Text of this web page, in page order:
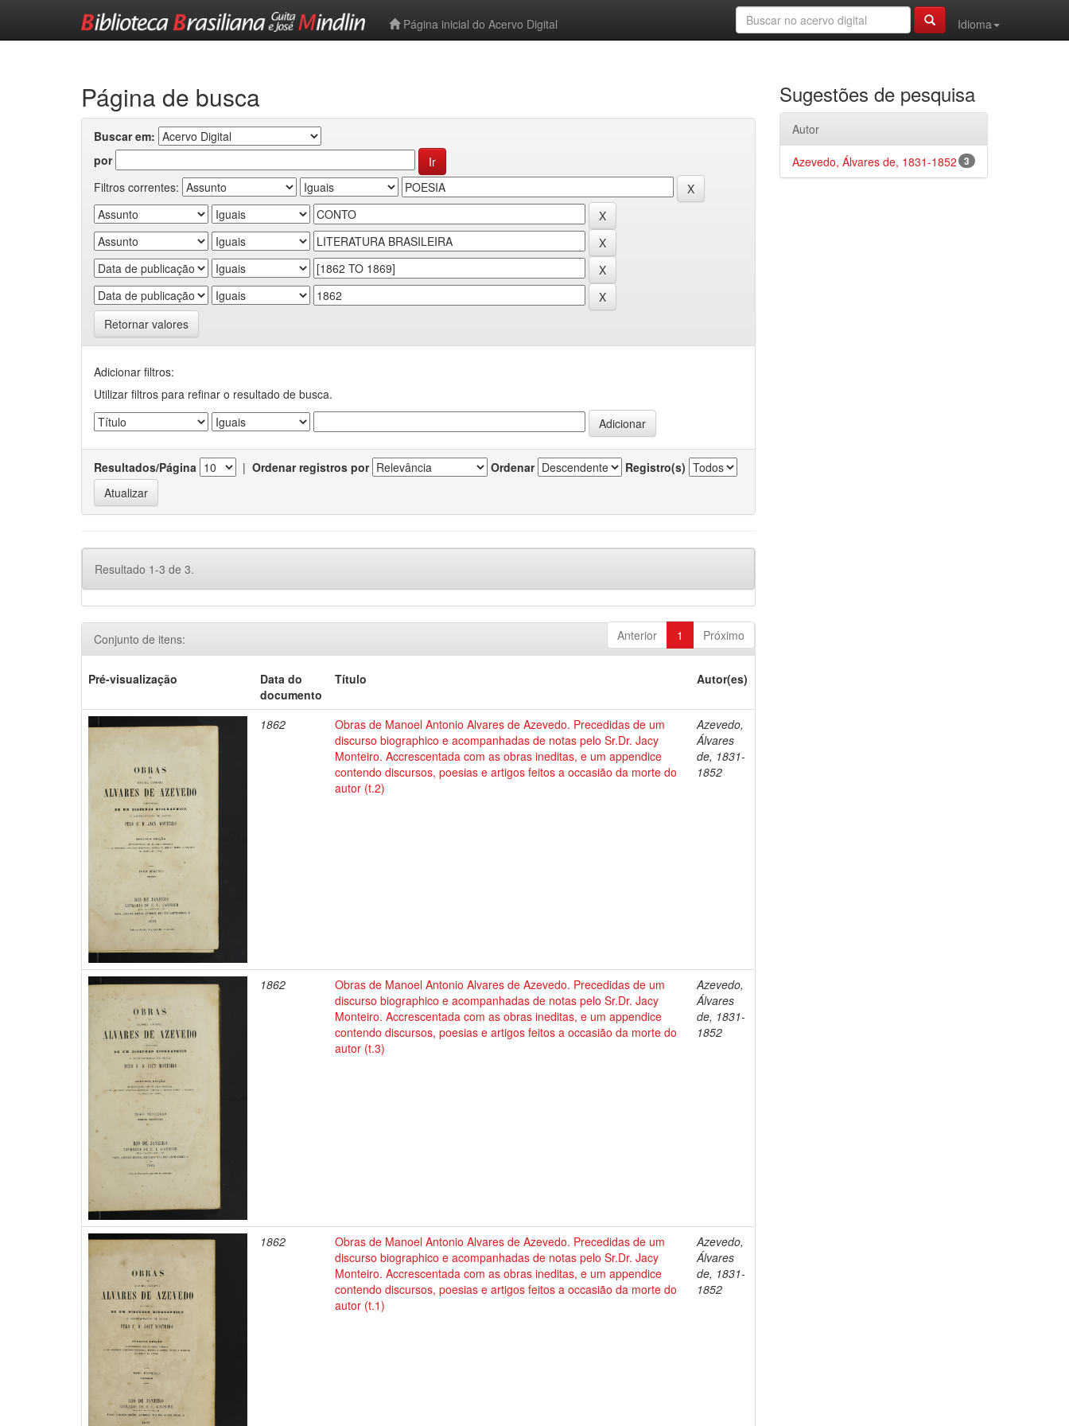
Página inicial do Acervo Digital
Idioma
Página de busca
Buscar em:
por
Filtros correntes:
Retornar valores
Adicionar filtros:
Utilizar filtros para refinar o resultado de busca.
Resultados/Página | Ordenar registros por Ordenar Registro(s)
Resultado 1-3 de 3.
Anterior 1 Próximo
Conjunto de itens:
Pré-visualização
Data do
documento
Título Autor(es)
1862
Obras de Manoel Antonio Alvares de Azevedo. Precedidas de um
discurso biographico e acompanhadas de notas pelo Sr.Dr. Jacy
Monteiro. Accrescentada com as obras ineditas, e um appendice
contendo discursos, poesias e artigos feitos a occasião da morte do
autor (t.2)
Azevedo,
Álvares
de, 1831-
1852
1862
Obras de Manoel Antonio Alvares de Azevedo. Precedidas de um
discurso biographico e acompanhadas de notas pelo Sr.Dr. Jacy
Monteiro. Accrescentada com as obras ineditas, e um appendice
contendo discursos, poesias e artigos feitos a occasião da morte do
autor (t.3)
Azevedo,
Álvares
de, 1831-
1852
1862
Obras de Manoel Antonio Alvares de Azevedo. Precedidas de um
discurso biographico e acompanhadas de notas pelo Sr.Dr. Jacy
Monteiro. Accrescentada com as obras ineditas, e um appendice
contendo discursos, poesias e artigos feitos a occasião da morte do
autor (t.1)
Azevedo,
Álvares
de, 1831-
1852
Sugestões de pesquisa
Autor
3
Azevedo, Álvares de, 1831-1852